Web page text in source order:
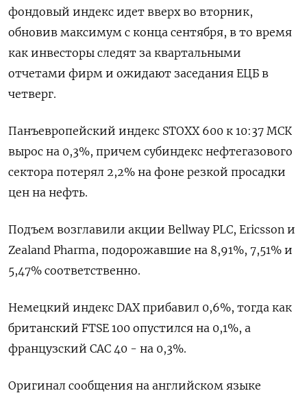
фондовый индекс идет вверх во вторник,
обновив максимум с конца сентября, в то время
как инвесторы следят за квартальными
отчетами фирм и ожидают заседания ЕЦБ в
четверг.
Панъевропейский индекс STOXX 600 к 10:37 МСК
вырос на 0,3%, причем субиндекс нефтегазового
сектора потерял 2,2% на фоне резкой просадки
цен на нефть.
Подъем возглавили акции Bellway PLC, Ericsson и
Zealand Pharma, подорожавшие на 8,91%, 7,51% и
5,47% соответственно.
Немецкий индекс DAX прибавил 0,6%, тогда как
британский FTSE 100 опустился на 0,1%, а
французский CAC 40 - на 0,3%.
Оригинал сообщения на английском языке